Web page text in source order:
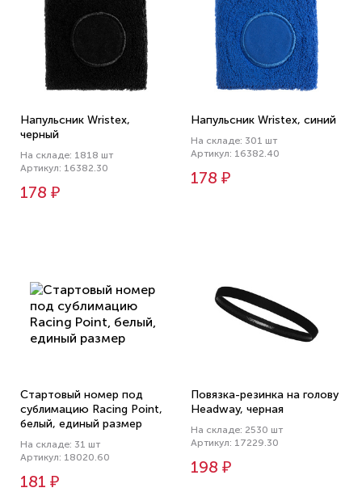
Напульсник Wristex,
черный
На складе: 1818 шт
Артикул: 16382.30
178 ₽
Напульсник Wristex, синий
На складе: 301 шт
Артикул: 16382.40
178 ₽
Стартовый номер под
сублимацию Racing Point,
белый, единый размер
На складе: 31 шт
Артикул: 18020.60
181 ₽
Повязка-резинка на голову
Headway, черная
На складе: 2530 шт
Артикул: 17229.30
198 ₽